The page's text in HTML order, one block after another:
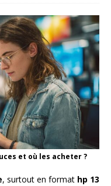
et où les acheter ?
, surtout en format hp 13